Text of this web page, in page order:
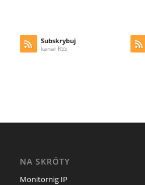
Subskrybuj
kanał RSS
NA SKRÓTY
Monitornig IP